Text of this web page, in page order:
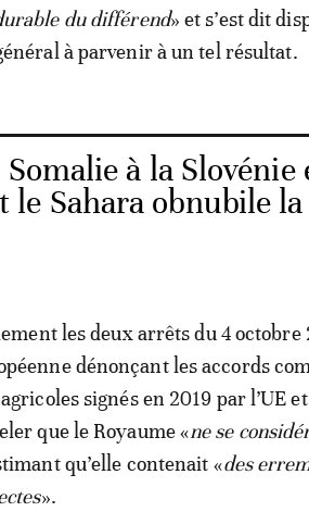
du différend» et s’est dit
à parvenir à un tel résultat.
Somalie à la
le Sahara obnubile
les deux arrêts du 4
dénonçant les accords
signés en 2019 par l’UE
que le Royaume «ne se
qu’elle contenait «des
».